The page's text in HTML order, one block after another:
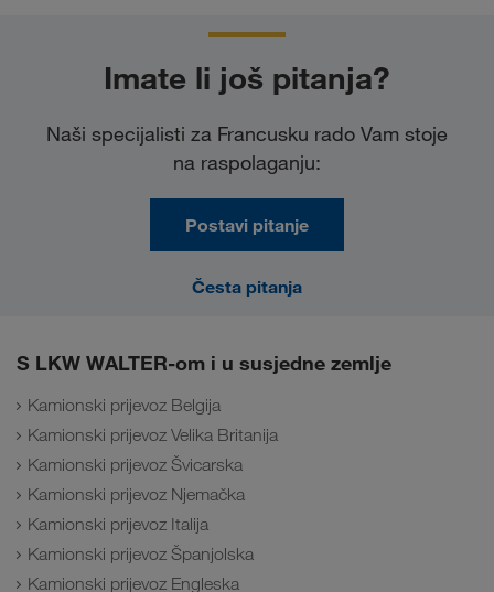
Imate li još pitanja?
Naši specijalisti za Francusku rado Vam stoje
na raspolaganju:
Postavi pitanje
Česta pitanja
S LKW WALTER-om i u susjedne zemlje
Kamionski prijevoz Belgija
Kamionski prijevoz Velika Britanija
Kamionski prijevoz Švicarska
Kamionski prijevoz Njemačka
Kamionski prijevoz Italija
Kamionski prijevoz Španjolska
Kamionski prijevoz Engleska